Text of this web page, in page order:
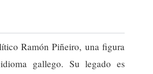
Ramón Piñeiro, una figura
gallego. Su legado es